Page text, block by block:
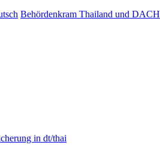
Behördenkram Thailand und DACH
in dt/thai